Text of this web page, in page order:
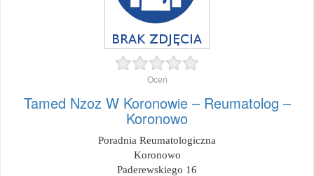
Oceń
Tamed Nzoz W Koronowie – Reumatolog –
Koronowo
Poradnia Reumatologiczna
Koronowo
Paderewskiego 16